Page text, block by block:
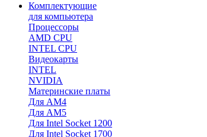
Комплектующие
для компьютера
Процессоры
AMD CPU
INTEL CPU
Видеокарты
INTEL
NVIDIA
Материнские платы
Для AM4
Для AM5
Для Intel Socket 1200
Для Intel Socket 1700